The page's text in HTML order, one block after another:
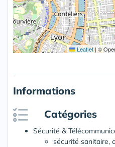
Leaflet|©
Informations
Catégories
Sécurité &
sécurité sanitaire,